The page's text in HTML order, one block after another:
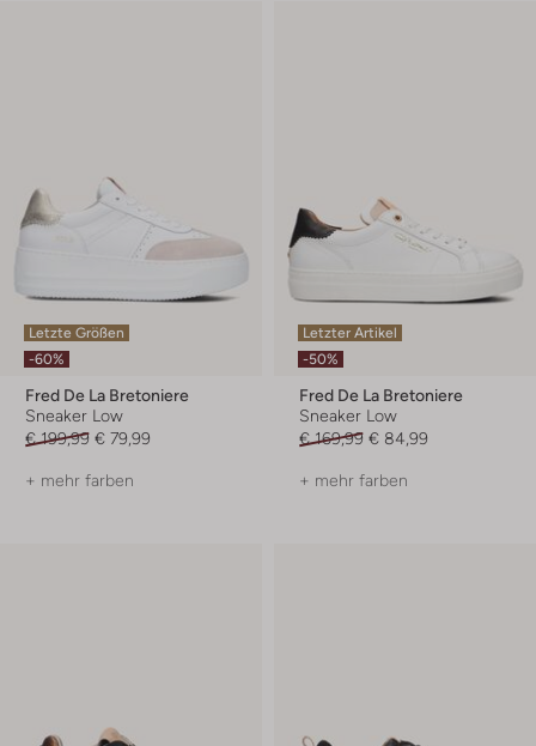
Letzte Größen
-60%
Fred De La Bretoniere
Sneaker Low
€ 199,99 € 79,99
+ mehr farben
Letzter Artikel
-50%
Fred De La Bretoniere
Sneaker Low
€ 169,99 € 84,99
+ mehr farben